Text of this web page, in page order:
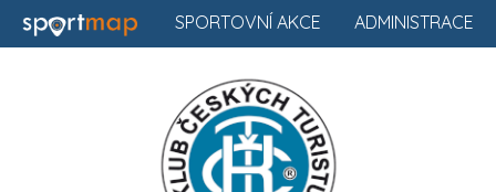
ADMINISTRACE
SPORTOVNÍ AKCE